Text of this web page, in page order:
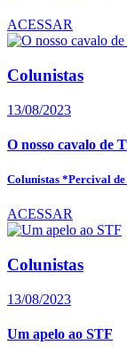
ACESSAR
Colunistas
13/08/2023
O nosso cavalo de
Colunistas *Percival de
ACESSAR
Colunistas
13/08/2023
Um apelo ao STF